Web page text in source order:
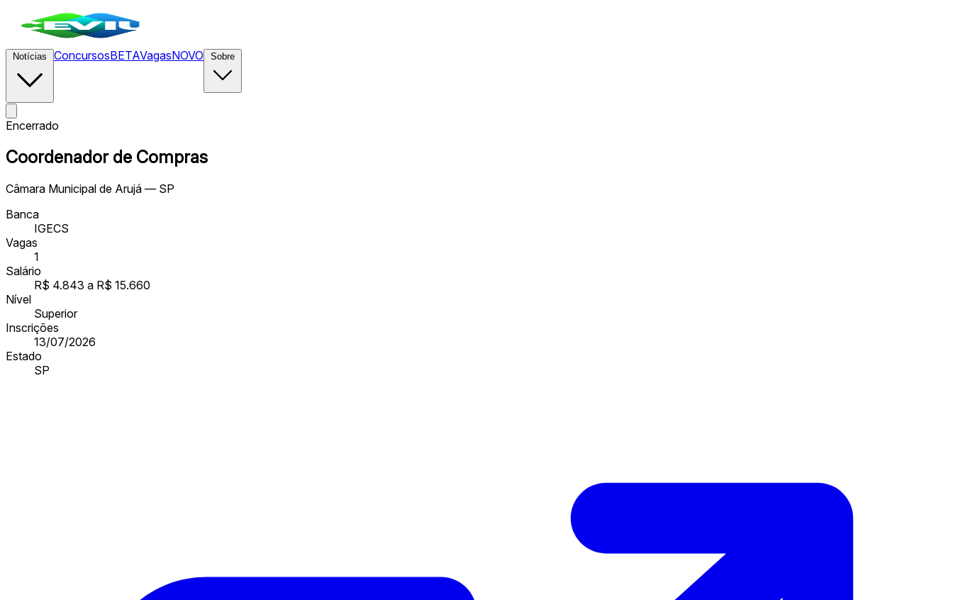
ConcursosBETAVagasNOVO
Encerrado
Coordenador de Compras
Câmara Municipal de Arujá — SP
Banca
IGECS
Vagas
1
Salário
R$ 4.843 a R$ 15.660
Nível
Superior
Inscrições
13/07/2026
Estado
SP